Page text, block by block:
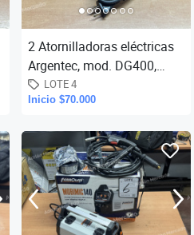
2 Atornilladoras eléctricas
Argentec, mod. DG400,
potencia 400 w, 3500 rpm.,
torque fijo 15 NM (sin
LOTE 4
Inicio $70.000